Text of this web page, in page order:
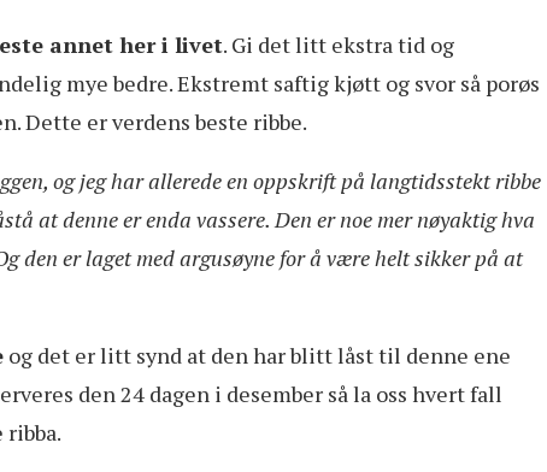
annet her i livet. Gi det litt ekstra tid og
mye bedre. Ekstremt saftig kjøtt og svor så porøs
Dette er verdens beste ribbe.
og jeg har allerede en oppskrift på langtidsstekt ribbe
at denne er enda vassere. Den er noe mer nøyaktig hva
den er laget med argusøyne for å være helt sikker på at
og det er litt synd at den har blitt låst til denne ene
den 24 dagen i desember så la oss hvert fall